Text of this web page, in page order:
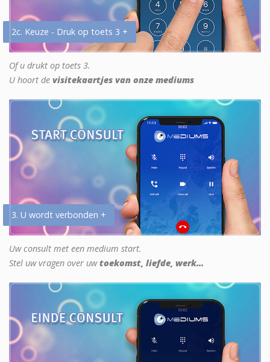
2c. Keuze - Druk op toets 3 +
Of u drukt op toets 3.
U hoort de visitekaartjes van onze mediums
3. U wordt verbonden +
Uw consult met een medium start.
Stel uw vragen over uwtoekomst, liefde, werk...